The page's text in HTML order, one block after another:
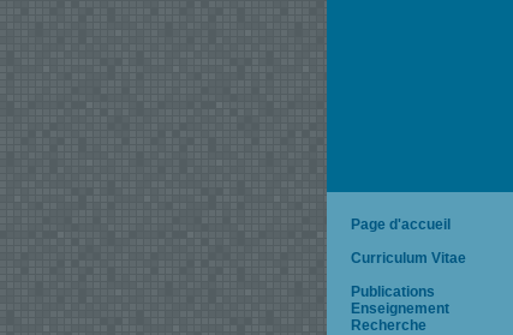
Page d'accueil
Curriculum Vitae
Publications
Enseignement
Recherche